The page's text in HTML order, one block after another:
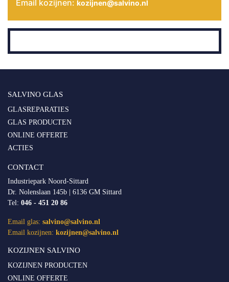
Email kozijnen: kozijnen@salvino.nl
SALVINO GLAS
GLASREPARATIES
GLAS PRODUCTEN
ONLINE OFFERTE
ACTIES
KOZIJNEN SALVINO
KOZIJNEN PRODUCTEN
ONLINE OFFERTE
CONTACT
Industriepark Noord-Sittard
Dr. Nolenslaan 145b | 6136 GM Sittard
Tel: 046 - 451 20 86
Email glas: salvino@salvino.nl
Email kozijnen: kozijnen@salvino.nl